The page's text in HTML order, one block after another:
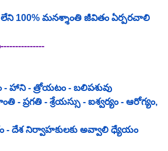
లేని 100% మనశ్శాంతి జీవితం ఏర్పరచాలి
హాని - త్రోయటం - బలిపశువు
- ప్రగతి - శ్రేయస్సు - ఐశ్వర్యం - ఆరోగ్యం,
దేశ నిర్వాహకులకు అవ్వాలి ధ్యేయం